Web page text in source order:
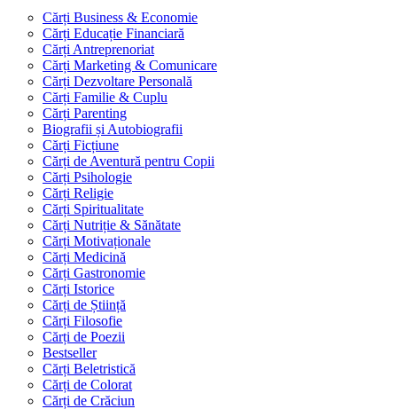
Cărți Business & Economie
Cărți Educație Financiară
Cărți Antreprenoriat
Cărți Marketing & Comunicare
Cărți Dezvoltare Personală
Cărți Familie & Cuplu
Cărți Parenting
Biografii și Autobiografii
Cărți Ficțiune
Cărți de Aventură pentru Copii
Cărți Psihologie
Cărți Religie
Cărți Spiritualitate
Cărți Nutriție & Sănătate
Cărți Motivaționale
Cărți Medicină
Cărți Gastronomie
Cărți Istorice
Cărți de Știință
Cărți Filosofie
Cărți de Poezii
Bestseller
Cărți Beletristică
Cărți de Colorat
Cărți de Crăciun